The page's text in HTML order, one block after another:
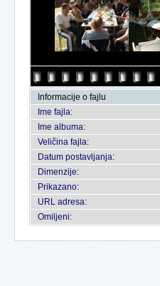
Informacije o fajlu
Ime fajla:
Ime albuma:
Veličina fajla:
Datum postavljanja:
Dimenzije:
Prikazano:
URL adresa:
Omiljeni: